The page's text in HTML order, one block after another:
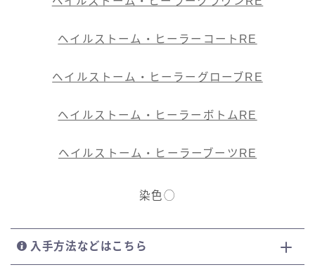
ヘイルストーム・ヒーラーコートRE
ヘイルストーム・ヒーラーグローブRE
ヘイルストーム・ヒーラーボトムRE
ヘイルストーム・ヒーラーブーツRE
染色◯
入手方法などはこちら